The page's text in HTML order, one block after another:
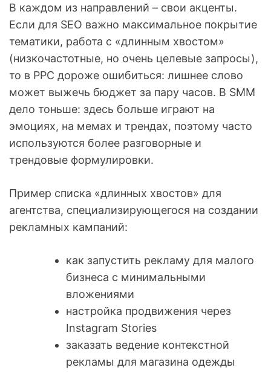
В каждом из направлений – свои акценты.
Если для SEO важно максимальное покрытие
тематики, работа с «длинным хвостом»
(низкочастотные, но очень целевые запросы),
то в PPC дороже ошибиться: лишнее слово
может выжечь бюджет за пару часов. В SMM
дело тоньше: здесь больше играют на
эмоциях, на мемах и трендах, поэтому часто
используются более разговорные и
трендовые формулировки.
Пример списка «длинных хвостов» для
агентства, специализирующегося на создании
рекламных кампаний:
как запустить рекламу для малого
бизнеса с минимальными
вложениями
настройка продвижения через
Instagram Stories
заказать ведение контекстной
рекламы для магазина одежды